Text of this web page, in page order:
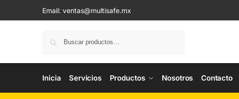
Email: ventas@multisafe.mx
Inicia Servicios Productos Nosotros Contacto